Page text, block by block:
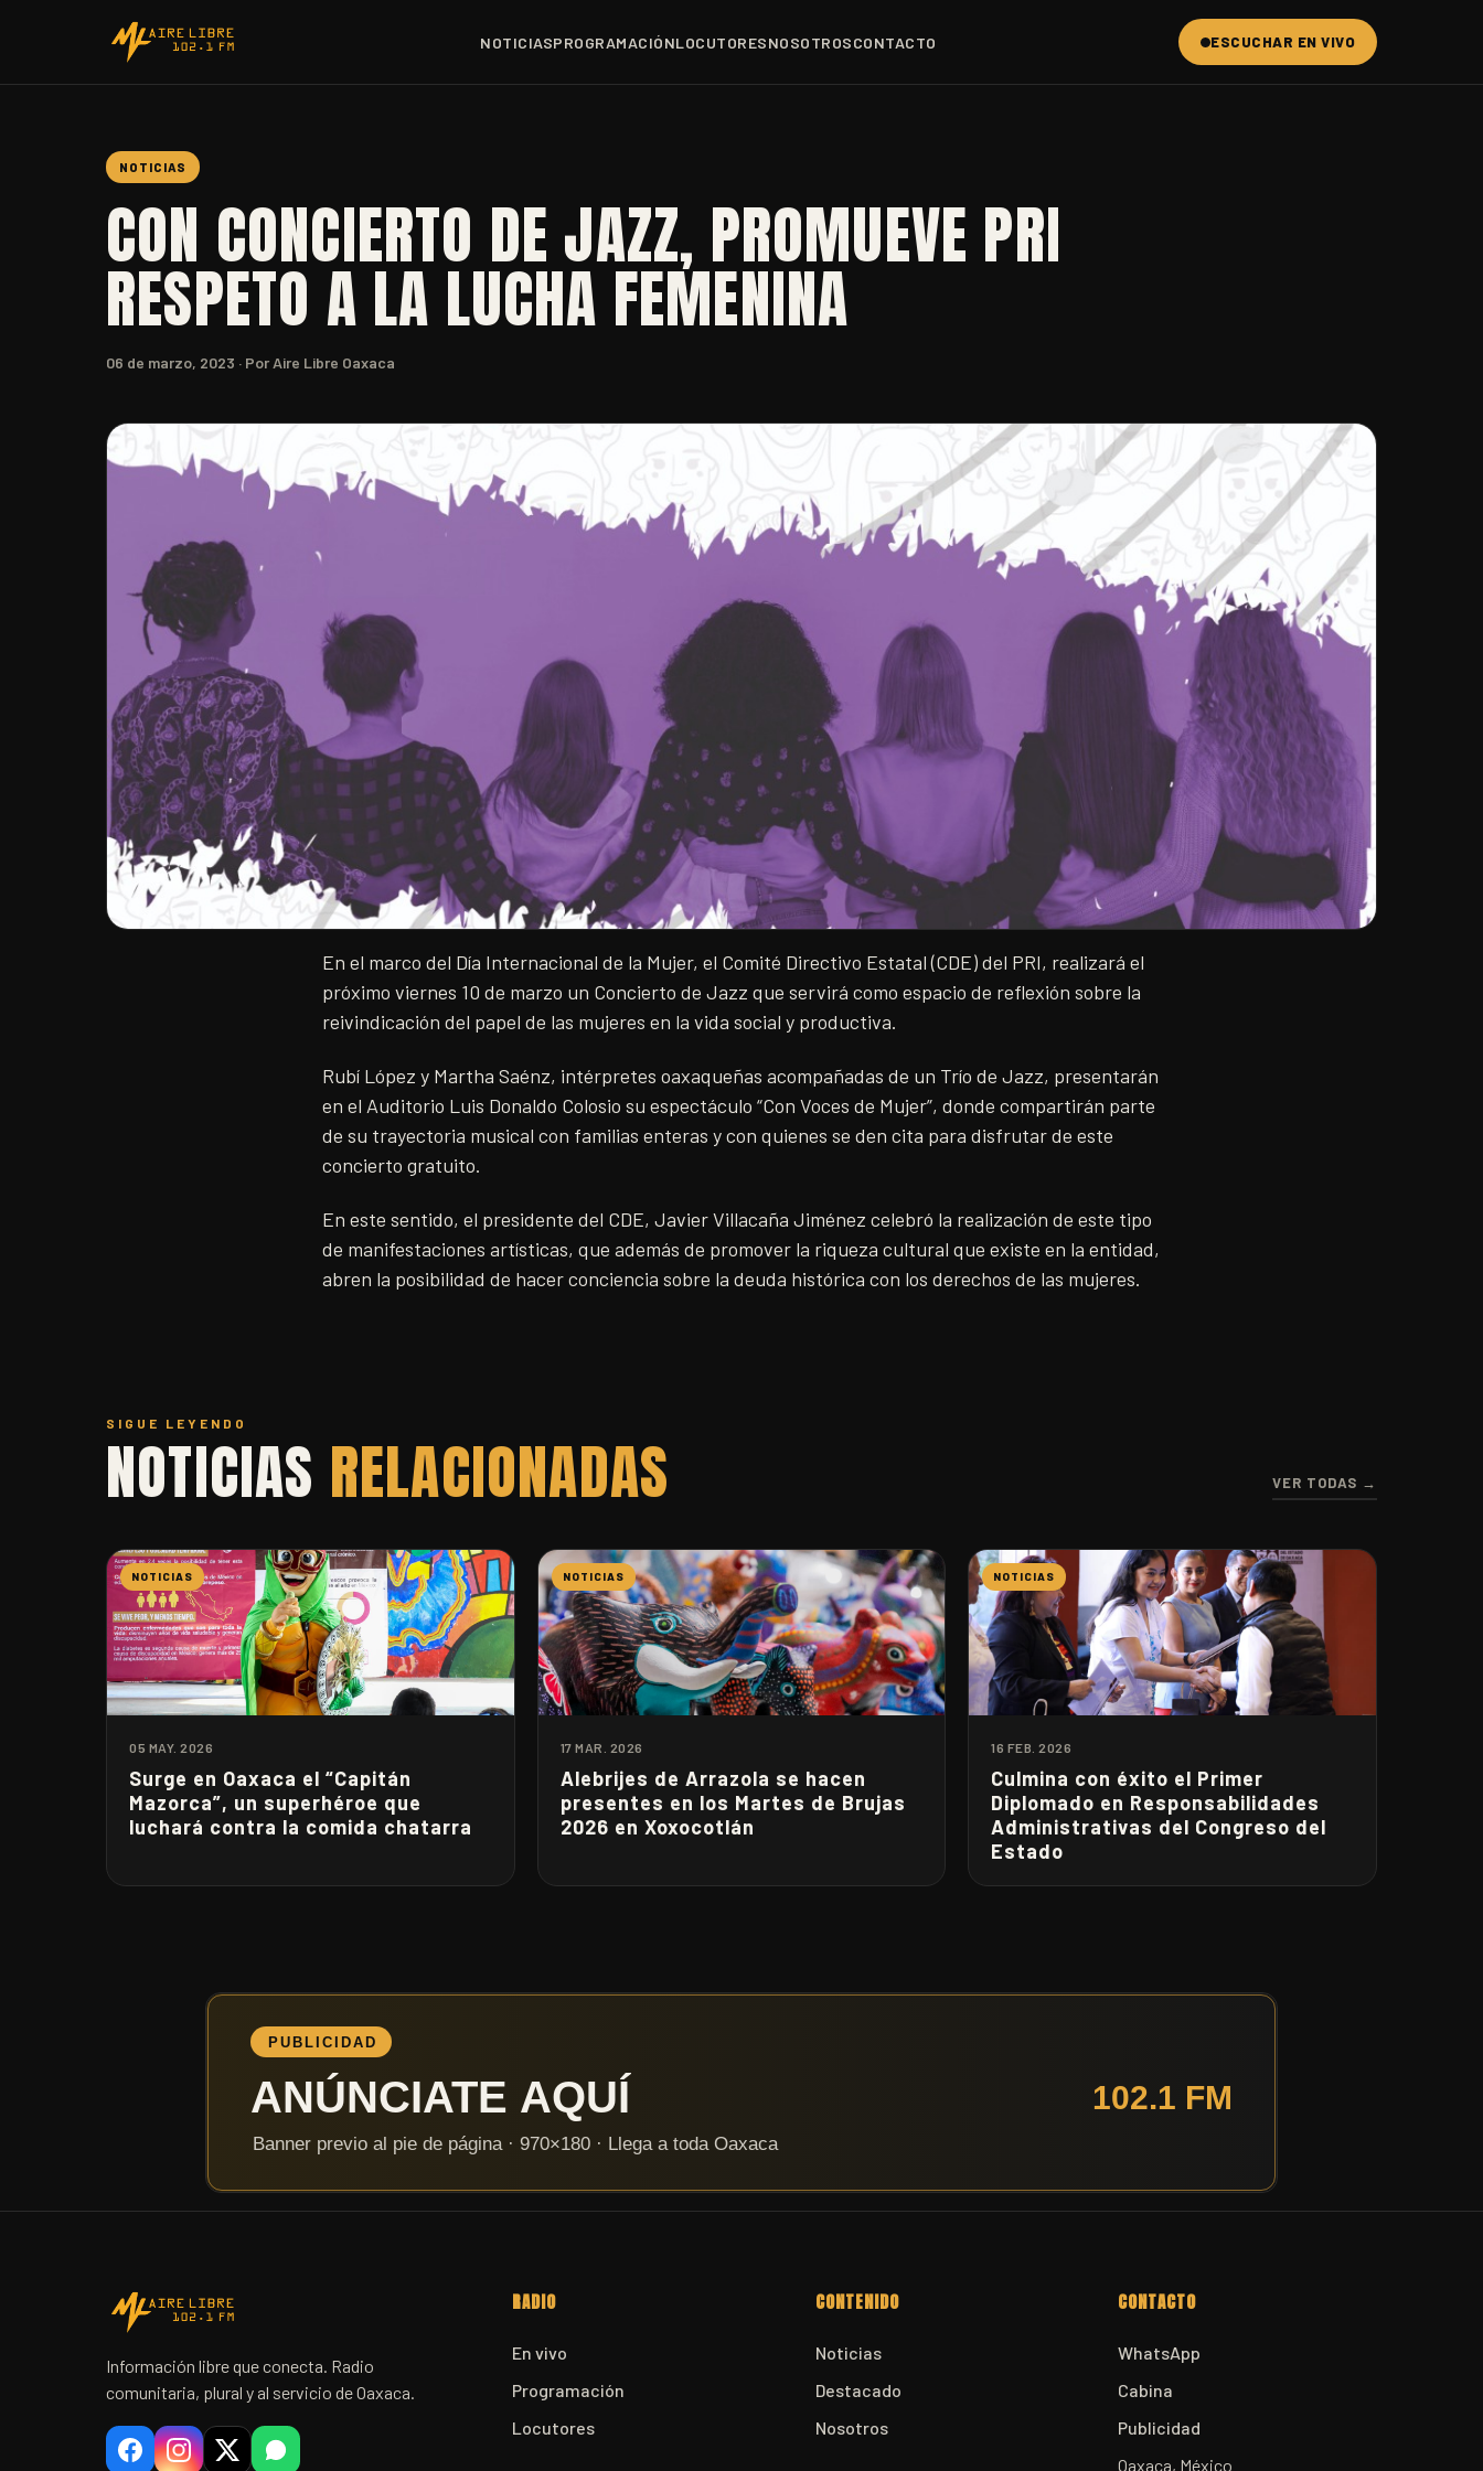
NOTICIASPROGRAMACIÓNLOCUTORESNOSOTROSCONTACTO ESCUCHAR EN VIVO
NOTICIAS
CON CONCIERTO DE JAZZ, PROMUEVE PRI
RESPETO A LA LUCHA FEMENINA
06 de marzo, 2023 · Por Aire Libre Oaxaca
En el marco del Día Internacional de la Mujer, el Comité Directivo Estatal (CDE) del PRI, realizará el
próximo viernes 10 de marzo un Concierto de Jazz que servirá como espacio de reflexión sobre la
reivindicación del papel de las mujeres en la vida social y productiva.
Rubí López y Martha Saénz, intérpretes oaxaqueñas acompañadas de un Trío de Jazz, presentarán
en el Auditorio Luis Donaldo Colosio su espectáculo “Con Voces de Mujer”, donde compartirán parte
de su trayectoria musical con familias enteras y con quienes se den cita para disfrutar de este
concierto gratuito.
En este sentido, el presidente del CDE, Javier Villacaña Jiménez celebró la realización de este tipo
de manifestaciones artísticas, que además de promover la riqueza cultural que existe en la entidad,
abren la posibilidad de hacer conciencia sobre la deuda histórica con los derechos de las mujeres.
SIGUE LEYENDO
NOTICIAS RELACIONADAS VER TODAS →
NOTICIAS
05 MAY. 2026
Surge en Oaxaca el “Capitán
Mazorca”, un superhéroe que
luchará contra la comida chatarra
NOTICIAS
17 MAR. 2026
Alebrijes de Arrazola se hacen
presentes en los Martes de Brujas
2026 en Xoxocotlán
NOTICIAS
16 FEB. 2026
Culmina con éxito el Primer
Diplomado en Responsabilidades
Administrativas del Congreso del
Estado
Información libre que conecta. Radio
comunitaria, plural y al servicio de Oaxaca.
RADIO
En vivo
Programación
Locutores
CONTENIDO
Noticias
Destacado
Nosotros
CONTACTO
WhatsApp
Cabina
Publicidad
Oaxaca, México